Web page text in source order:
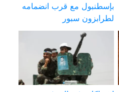
بإسطنبول مع قرب انضمامه
لطرابزون سبور